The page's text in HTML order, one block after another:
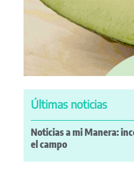
Últimas noticias
Noticias a mi Manera:
el campo